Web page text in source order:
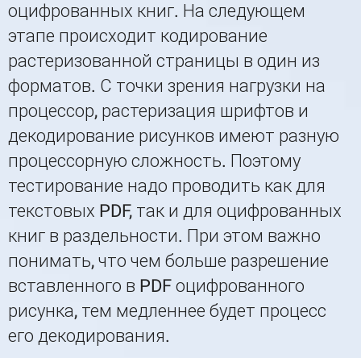
оцифрованных книг. На следующем
этапе происходит кодирование
растеризованной страницы в один из
форматов. С точки зрения нагрузки на
процессор, растеризация шрифтов и
декодирование рисунков имеют разную
процессорную сложность. Поэтому
тестирование надо проводить как для
текстовых PDF, так и для оцифрованных
книг в раздельности. При этом важно
понимать, что чем больше разрешение
вставленного в PDF оцифрованного
рисунка, тем медленнее будет процесс
его декодирования.